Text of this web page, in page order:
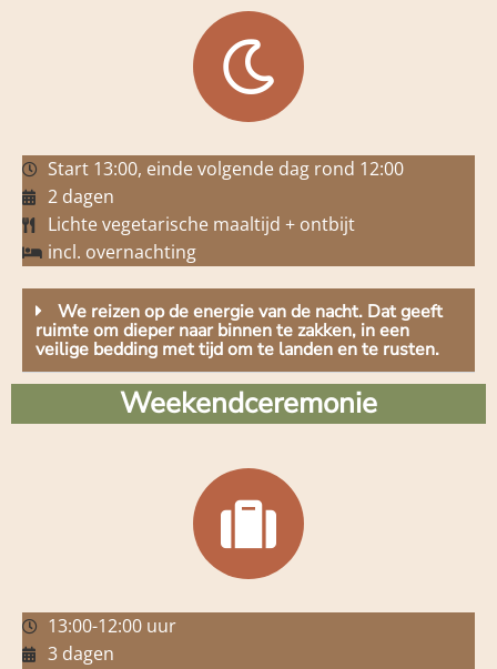
Start 13:00, einde volgende dag rond 12:00
2 dagen
Lichte vegetarische maaltijd + ontbijt
incl. overnachting
We reizen op de energie van de nacht. Dat geeft
ruimte om dieper naar binnen te zakken, in een
veilige bedding met tijd om te landen en te rusten.
Weekendceremonie
13:00-12:00 uur
3 dagen